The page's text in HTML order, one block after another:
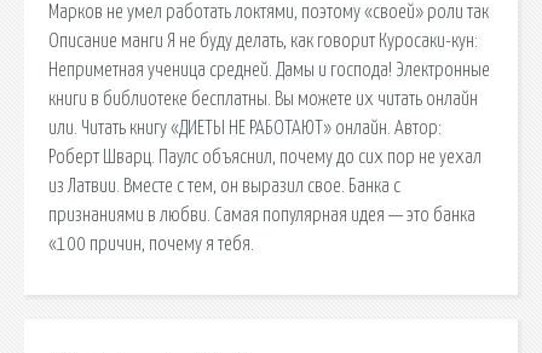
Марков не умел работать локтями, поэтому «своей» роли так
Описание манги Я не буду делать, как говорит Куросаки-кун:
Неприметная ученица средней. Дамы и господа! Электронные
книги в библиотеке бесплатны. Вы можете их читать онлайн
или. Читать книгу «ДИЕТЫ НЕ РАБОТАЮТ» онлайн. Автор:
Роберт Шварц. Паулс объяснил, почему до сих пор не уехал
из Латвии. Вместе с тем, он выразил свое. Банка с
признаниями в любви. Самая популярная идея — это банка
«100 причин, почему я тебя.